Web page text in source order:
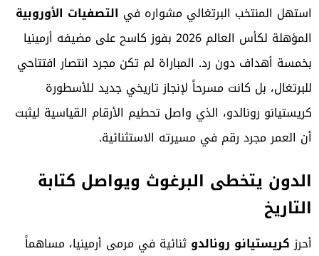
استهل المنتخب البرتغالي مشواره في التصفيات الأوروبية
المؤهلة لكأس العالم 2026 بفوز كاسح على مضيفه أرمينيا
بخمسة أهداف دون رد. المباراة لم تكن مجرد انتصار افتتاحي
للبرتغال، بل كانت مسرحاً لإنجاز تاريخي جديد للأسطورة
كريستيانو رونالدو، الذي واصل تحطيم الأرقام القياسية ليثبت
أن العمر مجرد رقم في مسيرته الاستثنائية.
الدون يتخطى البرغوث ويواصل كتابة
التاريخ
أحرزكريستيانو رونالدو ثنائية في مرمى أرمينيا، مساهماً